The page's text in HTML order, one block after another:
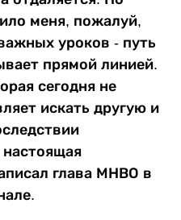
меня, пожалуй,
уроков - путь
прямой линией.
сегодня не
искать другую и
настоящая
глава МНВО в